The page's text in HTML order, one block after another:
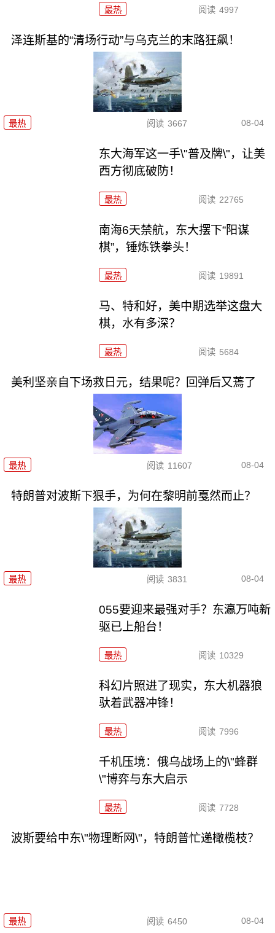
最热 阅读 4997
泽连斯基的“清场行动”与乌克兰的末路狂飙！
最热 阅读 3667 08-04
东大海军这一手\"普及牌\"，让美
西方彻底破防！
最热 阅读 22765
南海6天禁航，东大摆下“阳谋
棋”，锤炼铁拳头！
最热 阅读 19891
马、特和好，美中期选举这盘大
棋，水有多深？
最热 阅读 5684
美利坚亲自下场救日元，结果呢？回弹后又蔫了
最热 阅读 11607 08-04
特朗普对波斯下狠手，为何在黎明前戛然而止？
最热 阅读 3831 08-04
055要迎来最强对手？东瀛万吨新
驱已上船台！
最热 阅读 10329
科幻片照进了现实，东大机器狼
驮着武器冲锋！
最热 阅读 7996
千机压境：俄乌战场上的\"蜂群
\"博弈与东大启示
最热 阅读 7728
波斯要给中东\"物理断网\"，特朗普忙递橄榄枝？
最热 阅读 6450 08-04